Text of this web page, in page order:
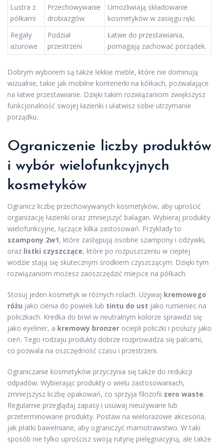
Lustra z
półkami
Przechowywanie
drobiazgów
Umożliwiają składowanie
kosmetyków w zasięgu ręki.
Regały
ażurowe
Podział
przestrzeni
Łatwe do przestawiania,
pomagają zachować porządek.
Dobrym wyborem są także lekkie meble, które nie dominują
wizualnie, takie jak mobilne kontenerki na kółkach, pozwalające
na łatwe przestawianie. Dzięki takim rozwiązaniom zwiększysz
funkcjonalność swojej łazienki i ułatwisz sobie utrzymanie
porządku.
Ograniczenie liczby produktów
i wybór wielofunkcyjnych
kosmetyków
Ogranicz liczbę przechowywanych kosmetyków, aby uprościć
organizację łazienki oraz zmniejszyć bałagan. Wybieraj produkty
wielofunkcyjne, łączące kilka zastosowań. Przykłady to
szampony 2w1, które zastępują osobne szampony i odżywki,
oraz listki czyszczące, które po rozpuszczeniu w ciepłej
wodzie stają się skutecznym środkiem czyszczącym. Dzięki tym
rozwiązaniom możesz zaoszczędzić miejsce na półkach.
Stosuj jeden kosmetyk w różnych rolach. Używaj kremowego
różu jako cienia do powiek lub tintu do ust jako rumieniec na
policzkach. Kredka do brwi w neutralnym kolorze sprawdzi się
jako eyeliner, a kremowy bronzer ociepli policzki i posłuży jako
cień. Tego rodzaju produkty dobrze rozprowadza się palcami,
co pozwala na oszczędność czasu i przestrzeni.
Ograniczanie kosmetyków przyczynia się także do redukcji
odpadów. Wybierając produkty o wielu zastosowaniach,
zmniejszysz liczbę opakowań, co sprzyja filozofii zero waste.
Regularnie przeglądaj zapasy i usuwaj nieużywane lub
przeterminowane produkty. Postaw na wielorazowe akcesoria,
jak płatki bawełniane, aby ograniczyć marnotrawstwo. W taki
sposób nie tylko uprościsz swoją rutynę pielęgnacyjną, ale także